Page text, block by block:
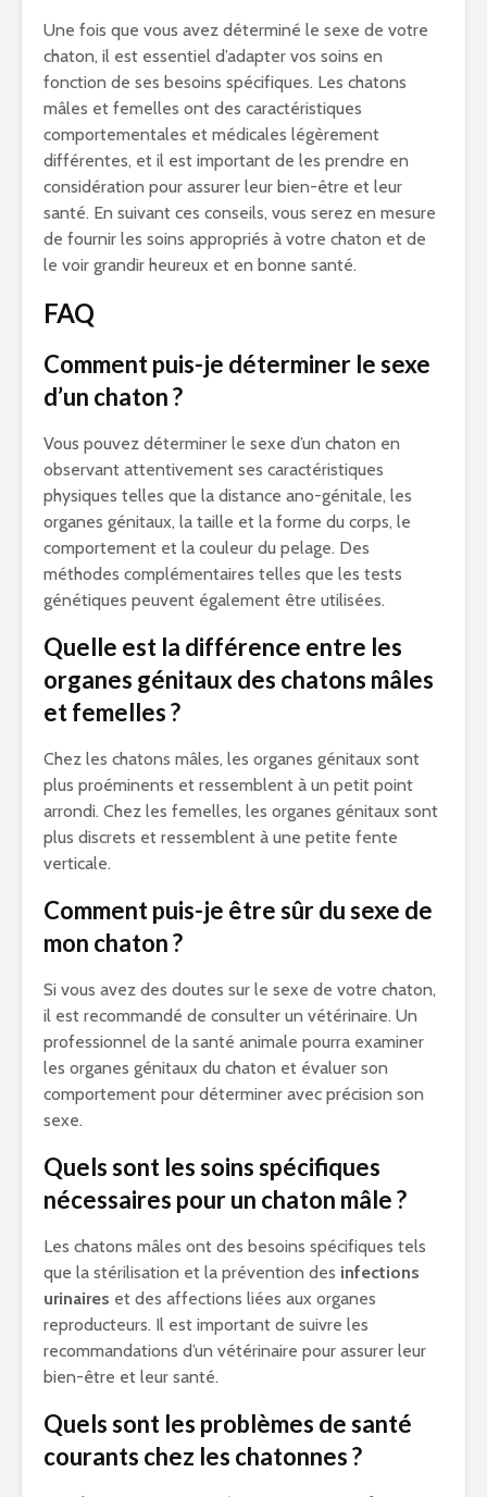
Une fois que vous avez déterminé le sexe de votre
chaton, il est essentiel d’adapter vos soins en
fonction de ses besoins spécifiques. Les chatons
mâles et femelles ont des caractéristiques
comportementales et médicales légèrement
différentes, et il est important de les prendre en
considération pour assurer leur bien-être et leur
santé. En suivant ces conseils, vous serez en mesure
de fournir les soins appropriés à votre chaton et de
le voir grandir heureux et en bonne santé.
FAQ
Comment puis-je déterminer le sexe
d’un chaton ?
Vous pouvez déterminer le sexe d’un chaton en
observant attentivement ses caractéristiques
physiques telles que la distance ano-génitale, les
organes génitaux, la taille et la forme du corps, le
comportement et la couleur du pelage. Des
méthodes complémentaires telles que les tests
génétiques peuvent également être utilisées.
Quelle est la différence entre les
organes génitaux des chatons mâles
et femelles ?
Chez les chatons mâles, les organes génitaux sont
plus proéminents et ressemblent à un petit point
arrondi. Chez les femelles, les organes génitaux sont
plus discrets et ressemblent à une petite fente
verticale.
Comment puis-je être sûr du sexe de
mon chaton ?
Si vous avez des doutes sur le sexe de votre chaton,
il est recommandé de consulter un vétérinaire. Un
professionnel de la santé animale pourra examiner
les organes génitaux du chaton et évaluer son
comportement pour déterminer avec précision son
sexe.
Quels sont les soins spécifiques
nécessaires pour un chaton mâle ?
Les chatons mâles ont des besoins spécifiques tels
que la stérilisation et la prévention des infections
urinaires et des affections liées aux organes
reproducteurs. Il est important de suivre les
recommandations d’un vétérinaire pour assurer leur
bien-être et leur santé.
Quels sont les problèmes de santé
courants chez les chatonnes ?